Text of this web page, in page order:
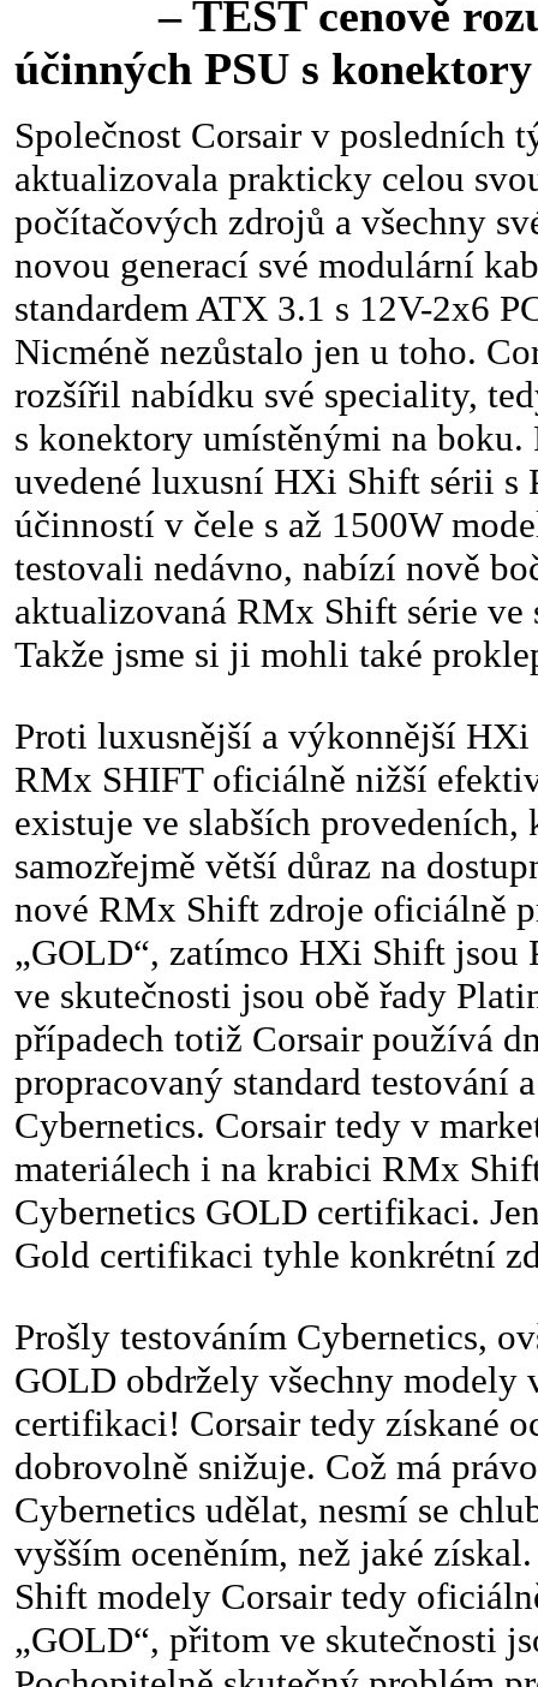
– TEST cenově
účinných PSU s
Společnost Corsair v posledních
aktualizovala prakticky celou
počítačových zdrojů a všechny
novou generací své modulární
standardem ATX 3.1 s 12V-2x6
Nicméně nezůstalo jen u toho.
rozšířil nabídku své speciality,
s konektory umístěnými na boku.
uvedené luxusní HXi Shift sérii s
účinností v čele s až 1500W
testovali nedávno, nabízí nově
aktualizovaná RMx Shift série ve
Takže jsme si ji mohli také
Proti luxusnější a výkonnější
RMx SHIFT oficiálně nižší
existuje ve slabších provedeních,
samozřejmě větší důraz na
nové RMx Shift zdroje oficiálně
„GOLD“, zatímco HXi Shift jsou
ve skutečnosti jsou obě řady
případech totiž Corsair používá
propracovaný standard testování
Cybernetics. Corsair tedy v
materiálech i na krabici RMx
Cybernetics GOLD certifikaci.
Gold certifikaci tyhle konkrétní
Prošly testováním Cybernetics,
GOLD obdržely všechny
certifikaci! Corsair tedy získané
dobrovolně snižuje. Což má
Cybernetics udělat, nesmí se
vyšším oceněním, než jaké
Shift modely Corsair tedy
„GOLD“, přitom ve skutečnosti